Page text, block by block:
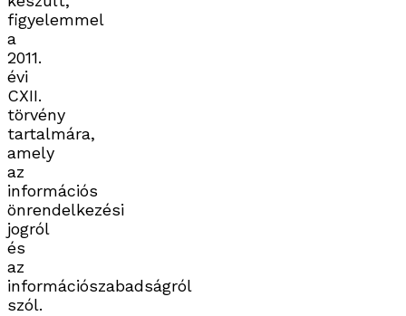
figyelemmel
a
2011.
évi
CXII.
törvény
tartalmára,
amely
az
információs
önrendelkezési
jogról
és
az
információszabadságról
szól.